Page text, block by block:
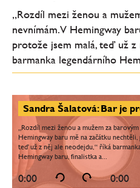
„Rozdíl mezi ženou a
nevnímám. V Hemingway
protože jsem malá, teď už
barmanka legendárního
„Rozdíl mezi ženou a mužem za
Hemingway baru mě na začátku
teď už z něj ale neodejdu,“ říká
Hemingway baru, finalistka a...
0:00 0:00